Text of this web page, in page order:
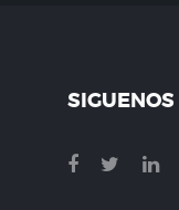
SIGUENOS